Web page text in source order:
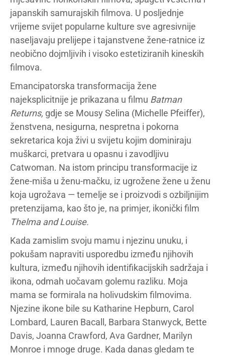
japanskih samurajskih filmova. U posljednje
vrijeme svijet popularne kulture sve agresivnije
naseljavaju prelijepe i tajanstvene žene-ratnice iz
neobično dojmljivih i visoko estetiziranih kineskih
filmova.
Emancipatorska transformacija žene
najeksplicitnije je prikazana u filmu Batman
Returns, gdje se Mousy Selina (Michelle Pfeiffer),
ženstvena, nesigurna, nespretna i pokorna
sekretarica koja živi u svijetu kojim dominiraju
muškarci, pretvara u opasnu i zavodljivu
Catwoman. Na istom principu transformacije iz
žene-miša u ženu-mačku, iz ugrožene žene u ženu
koja ugrožava — temelje se i proizvodi s ozbiljnijim
pretenzijama, kao što je, na primjer, ikonički film
Thelma and Louise.
Kada zamislim svoju mamu i njezinu unuku, i
pokušam napraviti usporedbu između njihovih
kultura, između njihovih identifikacijskih sadržaja i
ikona, odmah uočavam golemu razliku. Moja
mama se formirala na holivudskim filmovima.
Njezine ikone bile su Katharine Hepburn, Carol
Lombard, Lauren Bacall, Barbara Stanwyck, Bette
Davis, Joanna Crawford, Ava Gardner, Marilyn
Monroe i mnoge druge. Kada danas gledam te